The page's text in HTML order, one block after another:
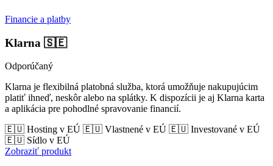
Financie a platby
Klarna 🇸🇪
Odporúčaný
Klarna je flexibilná platobná služba, ktorá umožňuje nakupujúcim
platiť ihneď, neskôr alebo na splátky. K dispozícii je aj Klarna karta
a aplikácia pre pohodlné spravovanie financií.
🇪🇺 Hosting v EÚ 🇪🇺 Vlastnené v EÚ 🇪🇺 Investované v EÚ
🇪🇺 Sídlo v EÚ
Zobraziť produkt